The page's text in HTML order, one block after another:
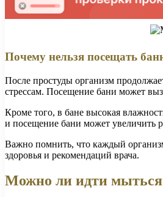
Почему нельзя посещать
После простуды организм
стрессам. Посещение бани может
Кроме того, в бане высокая
и посещение бани может увеличить
Важно помнить, что каждый
здоровья и рекомендаций врача.
Можно ли идти мыться